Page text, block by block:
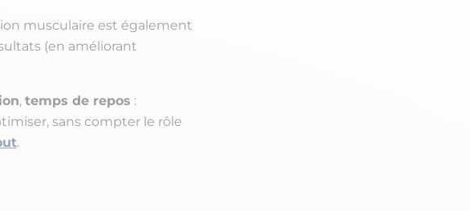
musculaire est également
(en améliorant
, temps de repos :
sans compter le rôle
.